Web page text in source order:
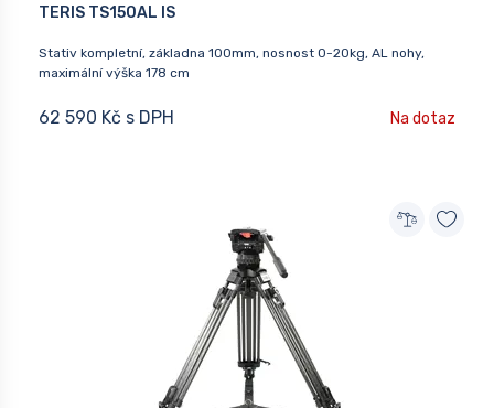
TERIS TS150AL IS
Stativ kompletní, základna 100mm, nosnost 0-20kg, AL nohy,
maximální výška 178 cm
62 590 Kč s DPH Na dotaz